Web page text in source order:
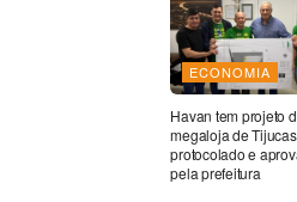
ECONOMIA
Havan tem projeto
megaloja de Tijucas
protocolado e
pela prefeitura